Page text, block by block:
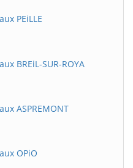
PEiLLE
BREiL-SUR-ROYA
ASPREMONT
OPiO